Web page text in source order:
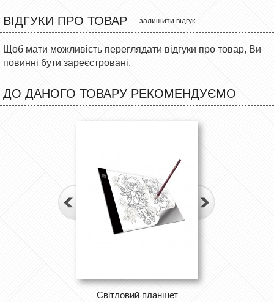
ВІДГУКИ ПРО ТОВАР залишити відгук
Щоб мати можливість переглядати відгуки про товар, Ви
повинні бути зареєстровані.
ДО ДАНОГО ТОВАРУ РЕКОМЕНДУЄМО
Світловий планшет